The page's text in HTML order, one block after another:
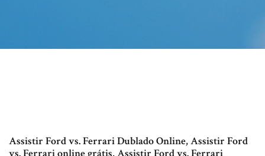
Assistir Ford vs. Ferrari Dublado Online, Assistir Ford